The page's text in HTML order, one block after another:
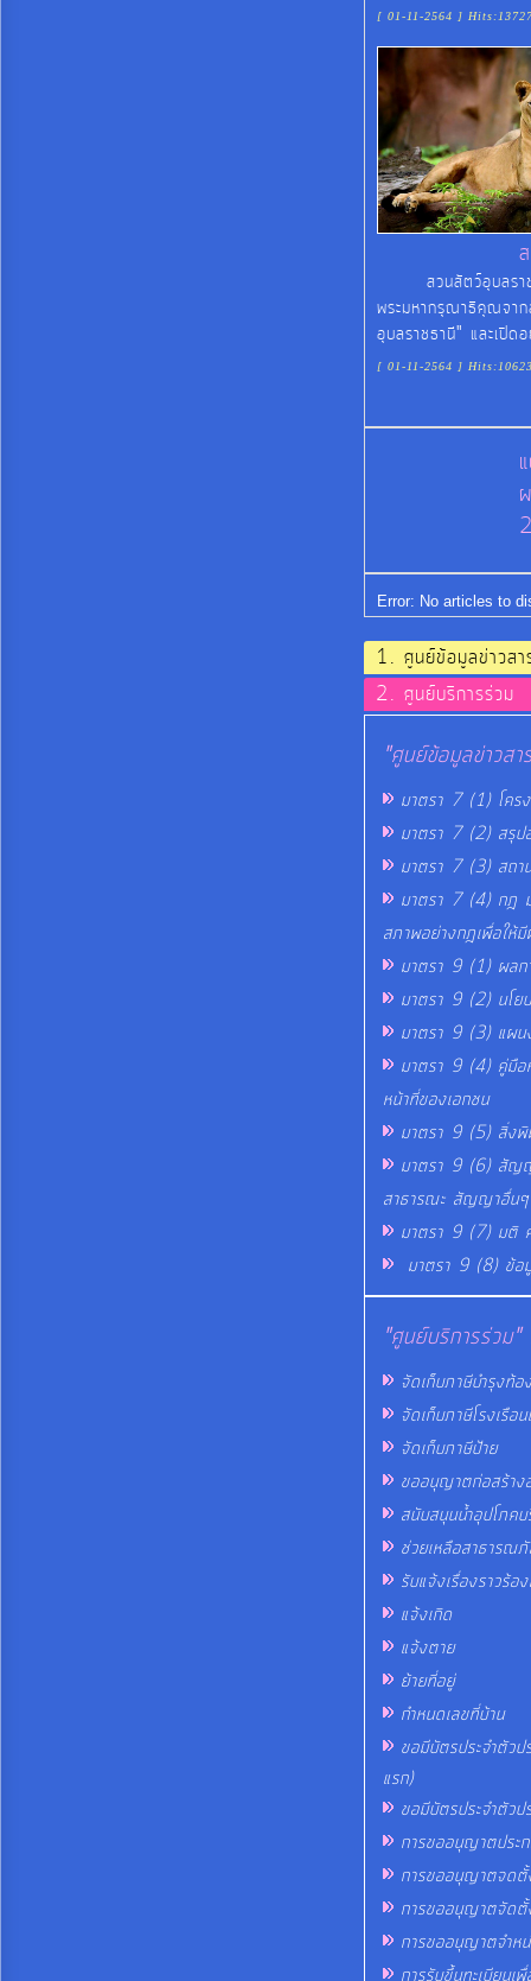
[ 01-11-2564 ]
สวนสัตว์อุบลราชธ
พระมหากรุณาธิคุณจาก
อุบลราชธานี" และเปิ
[ 01-11-2564 ]
Error: No articles to
ศูนย์ข้อมูลข่าวสา
ศูนย์บริการร่วม
"ศูนย์ข้อมูลข่าวส
มาตรา 7 (1) โครง
มาตรา 7 (2) สรุป
มาตรา 7 (3) สถา
มาตรา 7 (4) กฎ
สภาพอย่างกฎเพื่อให้
มาตรา 9 (1) ผลก
มาตรา 9 (2) นโย
มาตรา 9 (3) แผนง
มาตรา 9 (4) คู่มือ
หน้าที่ของเอกชน
มาตรา 9 (5) สิ่งพิ
มาตรา 9 (6) สัญ
สาธารณะ สัญญาอื่น
มาตรา 9 (7) มติ
มาตรา 9 (8) ข้อ
"ศูนย์บริการร่วม"
จัดเก็บภาษีบำรุงท้อ
จัดเก็บภาษีโรงเรือ
จัดเก็บภาษีป้าย
ขออนุญาตก่อสร้าง
สนับสนุนน้ำอุปโภค
ช่วยเหลือสาธารณ
รับแจ้งเรื่องราวร้อ
แจ้งเกิด
แจ้งตาย
ย้ายที่อยู่
กำหนดเลขที่บ้าน
ขอมีบัตรประจำตัว
แรก)
ขอมีบัตรประจำตัว
การขออนุญาตประ
การขออนุญาตจด
การขออนุญาตจัดตั้
การขออนุญาตจำห